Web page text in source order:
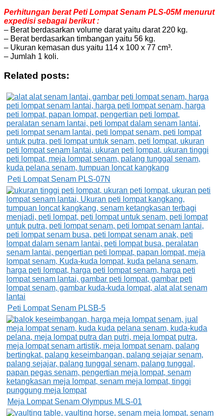
Perhitungan berat Peti Lompat Senam PLS-05M menurut
expedisi sebagai berikut :
– Berat berdasarkan volume darat yaitu darat 220 kg.
– Berat berdasarkan timbangan yaitu 56 kg.
– Ukuran kemasan dus yaitu 114 x 100 x 77 cm³.
– Jumlah 1 koli.
Related posts:
Peti Lompat Senam PLS-07N
Peti Lompat Senam PLSB-5
Meja Lompat Senam Olympus MLS-01